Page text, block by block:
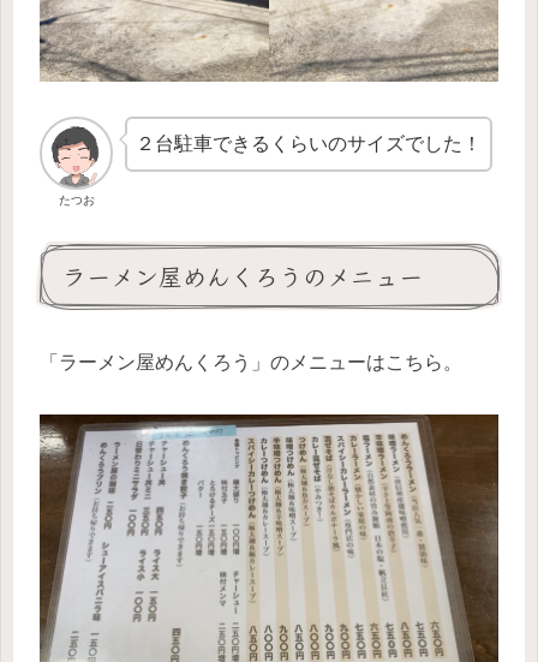
たつお
２台駐車できるくらいのサイズでした！
ラーメン屋めんくろうのメニュー
「ラーメン屋めんくろう」のメニューはこちら。